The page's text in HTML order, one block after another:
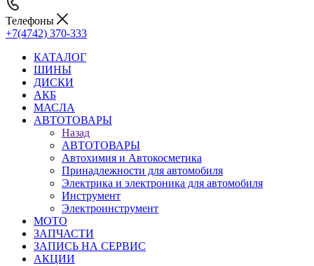
Телефоны
+7(4742) 370-333
КАТАЛОГ
ШИНЫ
ДИСКИ
АКБ
МАСЛА
АВТОТОВАРЫ
Назад
АВТОТОВАРЫ
Автохимия и Автокосметика
Принадлежности для автомобиля
Электрика и электроника для автомобиля
Инструмент
Электроинструмент
МОТО
ЗАПЧАСТИ
ЗАПИСЬ НА СЕРВИС
АКЦИИ